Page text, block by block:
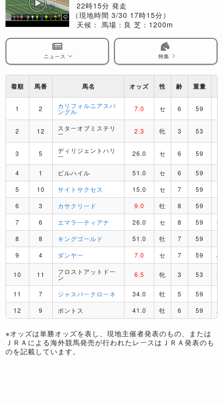
22時15分 発走
（現地時間 3/30 17時15分）
天候： 馬場：良 芝：1200m
ニュース 特集
着順 馬番 馬名 オッズ 性 齢 重量
1 2 カリフォルニアスパ
ングル 7.0 セ 6 59
2 12 スターオブミステリ
ー 2.3 牝 3 53
3 5 ディリジェントハリ
ー 26.0 セ 6 59
4 1 ビルハイル 51.0 セ 6 59
5
10 サイトサクセス 15.0 セ 7 59
6
3 カサクリード 9.0 牡 8 59
7
6 エマラーティアナ 26.0 セ 8 59
S
8
8 キングゴールド 51.0 牡 7 59
S
9
4 ダンヤー 7.0 セ 7 59 J
10 11 フロストアットドー
ン 6.5 牝 3 53
11 7 ジャスパークローネ 34.0 牡 5 59
12
9 ポントス 41.0 牡 6 59 A
※オッズは単勝オッズを表し、現地主催者発表のもの、または
ＪＲＡによる海外競馬発売が行われたレースはＪＲＡ発表のも
のを記載しています。